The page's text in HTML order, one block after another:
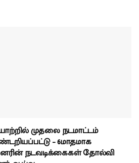
முதலை நடமாட்டம்
– 6மாதமாக
நடவடிக்கைகள் தோல்வி